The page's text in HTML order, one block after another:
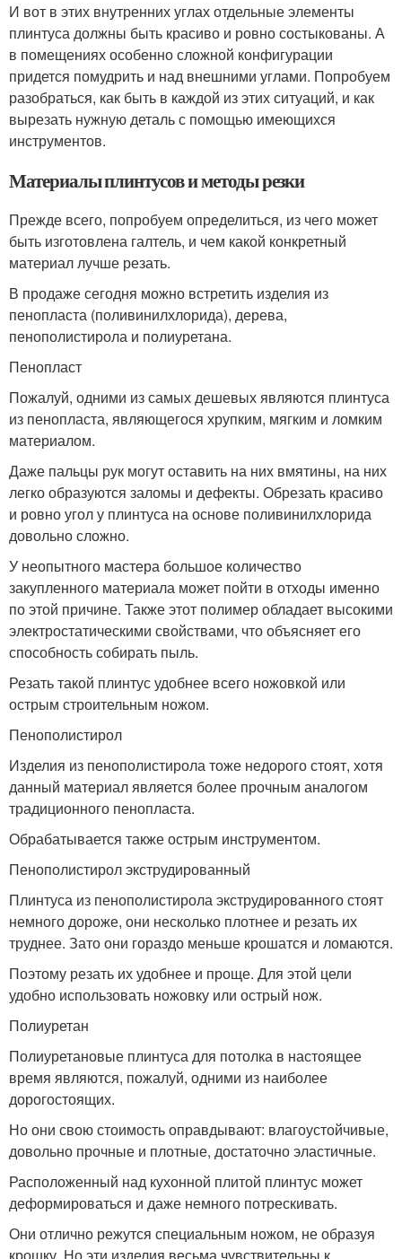
И вот в этих внутренних углах отдельные элементы
плинтуса должны быть красиво и ровно состыкованы. А
в помещениях особенно сложной конфигурации
придется помудрить и над внешними углами. Попробуем
разобраться, как быть в каждой из этих ситуаций, и как
вырезать нужную деталь с помощью имеющихся
инструментов.
Материалы плинтусов и методы резки
Прежде всего, попробуем определиться, из чего может
быть изготовлена галтель, и чем какой конкретный
материал лучше резать.
В продаже сегодня можно встретить изделия из
пенопласта (поливинилхлорида), дерева,
пенополистирола и полиуретана.
Пенопласт
Пожалуй, одними из самых дешевых являются плинтуса
из пенопласта, являющегося хрупким, мягким и ломким
материалом.
Даже пальцы рук могут оставить на них вмятины, на них
легко образуются заломы и дефекты. Обрезать красиво
и ровно угол у плинтуса на основе поливинилхлорида
довольно сложно.
У неопытного мастера большое количество
закупленного материала может пойти в отходы именно
по этой причине. Также этот полимер обладает высокими
электростатическими свойствами, что объясняет его
способность собирать пыль.
Резать такой плинтус удобнее всего ножовкой или
острым строительным ножом.
Пенополистирол
Изделия из пенополистирола тоже недорого стоят, хотя
данный материал является более прочным аналогом
традиционного пенопласта.
Обрабатывается также острым инструментом.
Пенополистирол экструдированный
Плинтуса из пенополистирола экструдированного стоят
немного дороже, они несколько плотнее и резать их
труднее. Зато они гораздо меньше крошатся и ломаются.
Поэтому резать их удобнее и проще. Для этой цели
удобно использовать ножовку или острый нож.
Полиуретан
Полиуретановые плинтуса для потолка в настоящее
время являются, пожалуй, одними из наиболее
дорогостоящих.
Но они свою стоимость оправдывают: влагоустойчивые,
довольно прочные и плотные, достаточно эластичные.
Расположенный над кухонной плитой плинтус может
деформироваться и даже немного потрескивать.
Они отлично режутся специальным ножом, не образуя